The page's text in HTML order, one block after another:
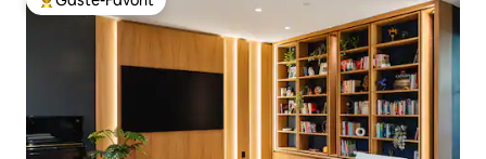
Beliebter Gäste-Favorit.